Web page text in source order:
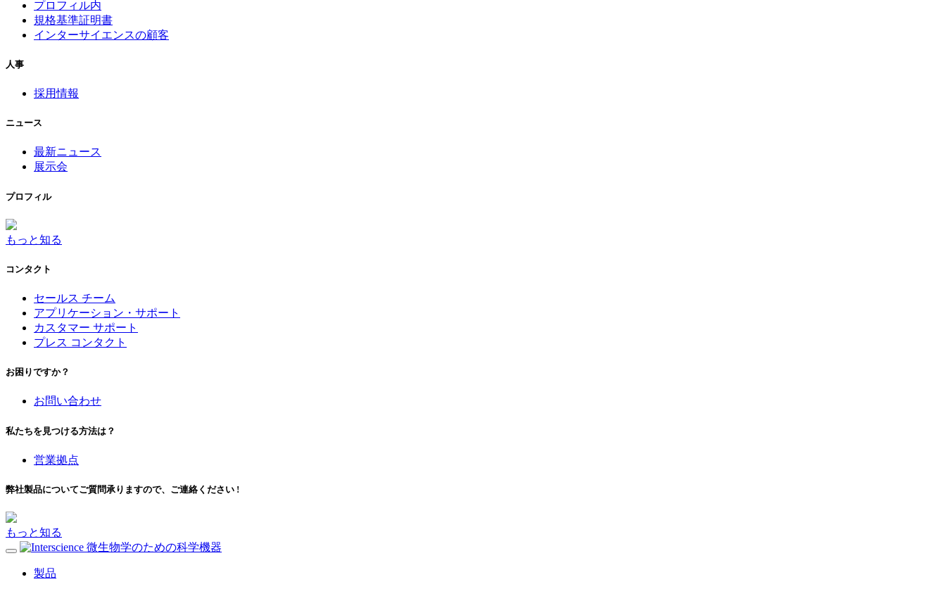
プロフィル内
規格基準証明書
インターサイエンスの顧客
人事
採用情報
ニュース
最新ニュース
展示会
プロフィル
もっと知る
コンタクト
セールス チーム
アプリケーション・サポート
カスタマー サポート
プレス コンタクト
お困りですか？
お問い合わせ
私たちを見つける方法は？
営業拠点
弊社製品についてご質問承りますので、ご連絡ください !
もっと知る
微生物学のための科学機器
製品